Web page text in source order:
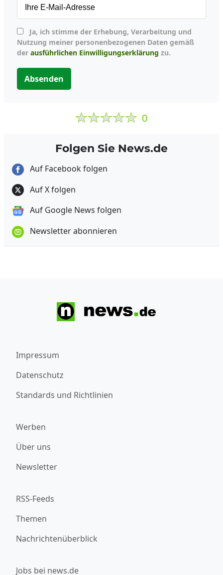
Nutzung meiner personenbezogenen Daten gemäß
der ausführlichen Einwilligungserklärung zu.
Absenden
0
Folgen Sie News.de
Auf Facebook folgen
Auf X folgen
Auf Google News folgen
Newsletter abonnieren
Impressum
Datenschutz
Standards und Richtlinien
Werben
Über uns
Newsletter
RSS-Feeds
Themen
Nachrichtenüberblick
Jobs bei news.de